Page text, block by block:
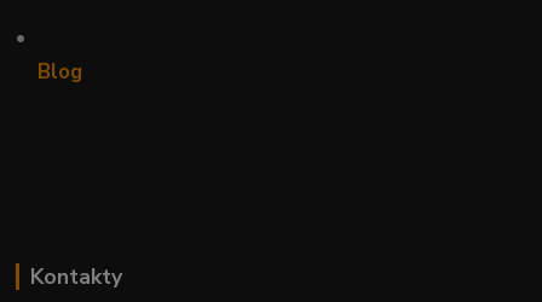
•
Blog
Kontakty